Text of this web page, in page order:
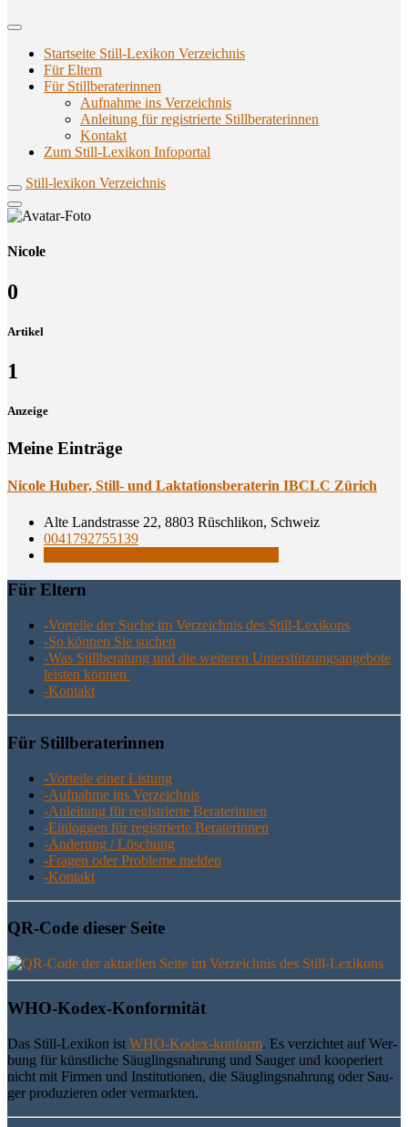
Startseite Still-Lexikon Verzeichnis
Für Eltern
Für Stillberaterinnen
Aufnahme ins Verzeichnis
Anlei­tung für regis­trier­te Stillberaterinnen
Kon­takt
Zum Still-Lexikon Infoportal
Still-lexikon Verzeichnis
Nicole
0
Artikel
1
Anzeige
Meine Einträge
Nico­le Huber, Still- und Lak­ta­ti­ons­be­ra­te­rin IBCLC Zürich
Alte Landstrasse 22, 8803 Rüschlikon, Schweiz
0041792755139
Für Eltern
-Vor­tei­le der Suche im Ver­zeich­nis des Still-Lexikons
-So kön­nen Sie suchen
-Was Still­be­ra­tung und die wei­te­ren Unter­stüt­zungs­an­ge­bo­te
leis­ten können
-Kon­takt
Für Still­be­ra­te­rin­nen
-Vor­tei­le einer Listung
-Auf­nah­me ins Verzeichnis
-Anlei­tung für regis­trier­te Beraterinnen
-Ein­log­gen für regis­trier­te Beraterinnen
-Ände­rung / Löschung
-Fra­gen oder Pro­ble­me melden
-Kon­takt
QR-Code die­ser Seite
WHO-Kodex-Kon­for­mi­tät
Das Still-Lexi­kon ist WHO-Kodex-kon­form. Es ver­zich­tet auf Wer­
bung für künst­li­che Säug­lings­nah­rung und Sau­ger und koope­riert
nicht mit Fir­men und Insti­tu­tio­nen, die Säug­lings­nah­rung oder Sau­
ger pro­du­zie­ren oder vermarkten.